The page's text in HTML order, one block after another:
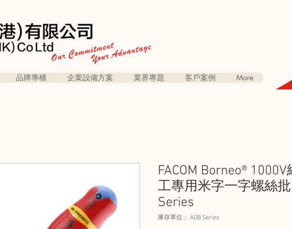
品牌專櫃 企業設備方案 業界專題 客戶案例 More
FACOM Borneo®
工專用米字一字螺絲批
Series
庫存單位： ADB Series